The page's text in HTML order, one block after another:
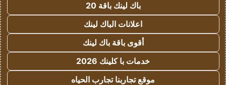
باك لينك باقة 20
اعلانات الباك لينك
أقوى باقة باك لينك
خدمات با كلينك 2026
موقع تجاربنا تجارب الحياه